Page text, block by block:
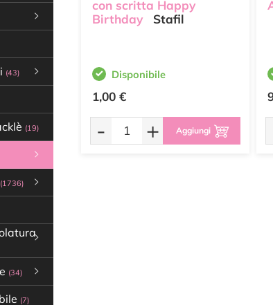
(43)
(19)
(1736)
(34)
(7)
con scritta Happy
Birthday
Stafil
Disponibile
1,00 €
- + Aggiungi